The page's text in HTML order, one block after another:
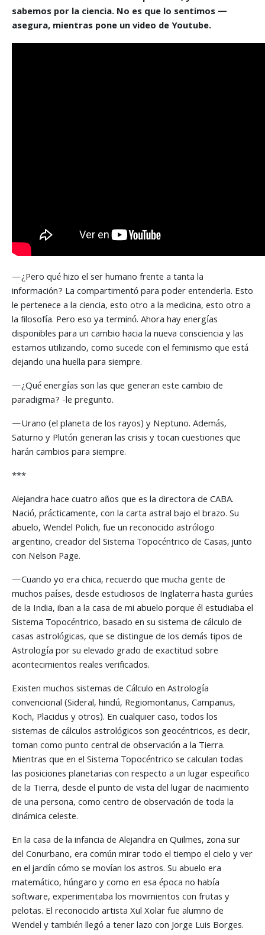
sabemos por la ciencia. No es que lo sentimos —
asegura, mientras pone un video de Youtube.
—¿Pero qué hizo el ser humano frente a tanta la
información? La compartimentó para poder entenderla. Esto
le pertenece a la ciencia, esto otro a la medicina, esto otro a
la filosofía. Pero eso ya terminó. Ahora hay energías
disponibles para un cambio hacia la nueva consciencia y las
estamos utilizando, como sucede con el feminismo que está
dejando una huella para siempre.
—¿Qué energías son las que generan este cambio de
paradigma? -le pregunto.
—Urano (el planeta de los rayos) y Neptuno. Además,
Saturno y Plutón generan las crisis y tocan cuestiones que
harán cambios para siempre.
***
Alejandra hace cuatro años que es la directora de CABA.
Nació, prácticamente, con la carta astral bajo el brazo. Su
abuelo, Wendel Polich, fue un reconocido astrólogo
argentino, creador del Sistema Topocéntrico de Casas, junto
con Nelson Page.
—Cuando yo era chica, recuerdo que mucha gente de
muchos países, desde estudiosos de Inglaterra hasta gurúes
de la India, iban a la casa de mi abuelo porque él estudiaba el
Sistema Topocéntrico, basado en su sistema de cálculo de
casas astrológicas, que se distingue de los demás tipos de
Astrología por su elevado grado de exactitud sobre
acontecimientos reales verificados.
Existen muchos sistemas de Cálculo en Astrología
convencional (Sideral, hindú, Regiomontanus, Campanus,
Koch, Placidus y otros). En cualquier caso, todos los
sistemas de cálculos astrológicos son geocéntricos, es decir,
toman como punto central de observación a la Tierra.
Mientras que en el Sistema Topocéntrico se calculan todas
las posiciones planetarias con respecto a un lugar especifico
de la Tierra, desde el punto de vista del lugar de nacimiento
de una persona, como centro de observación de toda la
dinámica celeste.
En la casa de la infancia de Alejandra en Quilmes, zona sur
del Conurbano, era común mirar todo el tiempo el cielo y ver
en el jardín cómo se movían los astros. Su abuelo era
matemático, húngaro y como en esa época no había
software, experimentaba los movimientos con frutas y
pelotas. El reconocido artista Xul Xolar fue alumno de
Wendel y también llegó a tener lazo con Jorge Luis Borges.